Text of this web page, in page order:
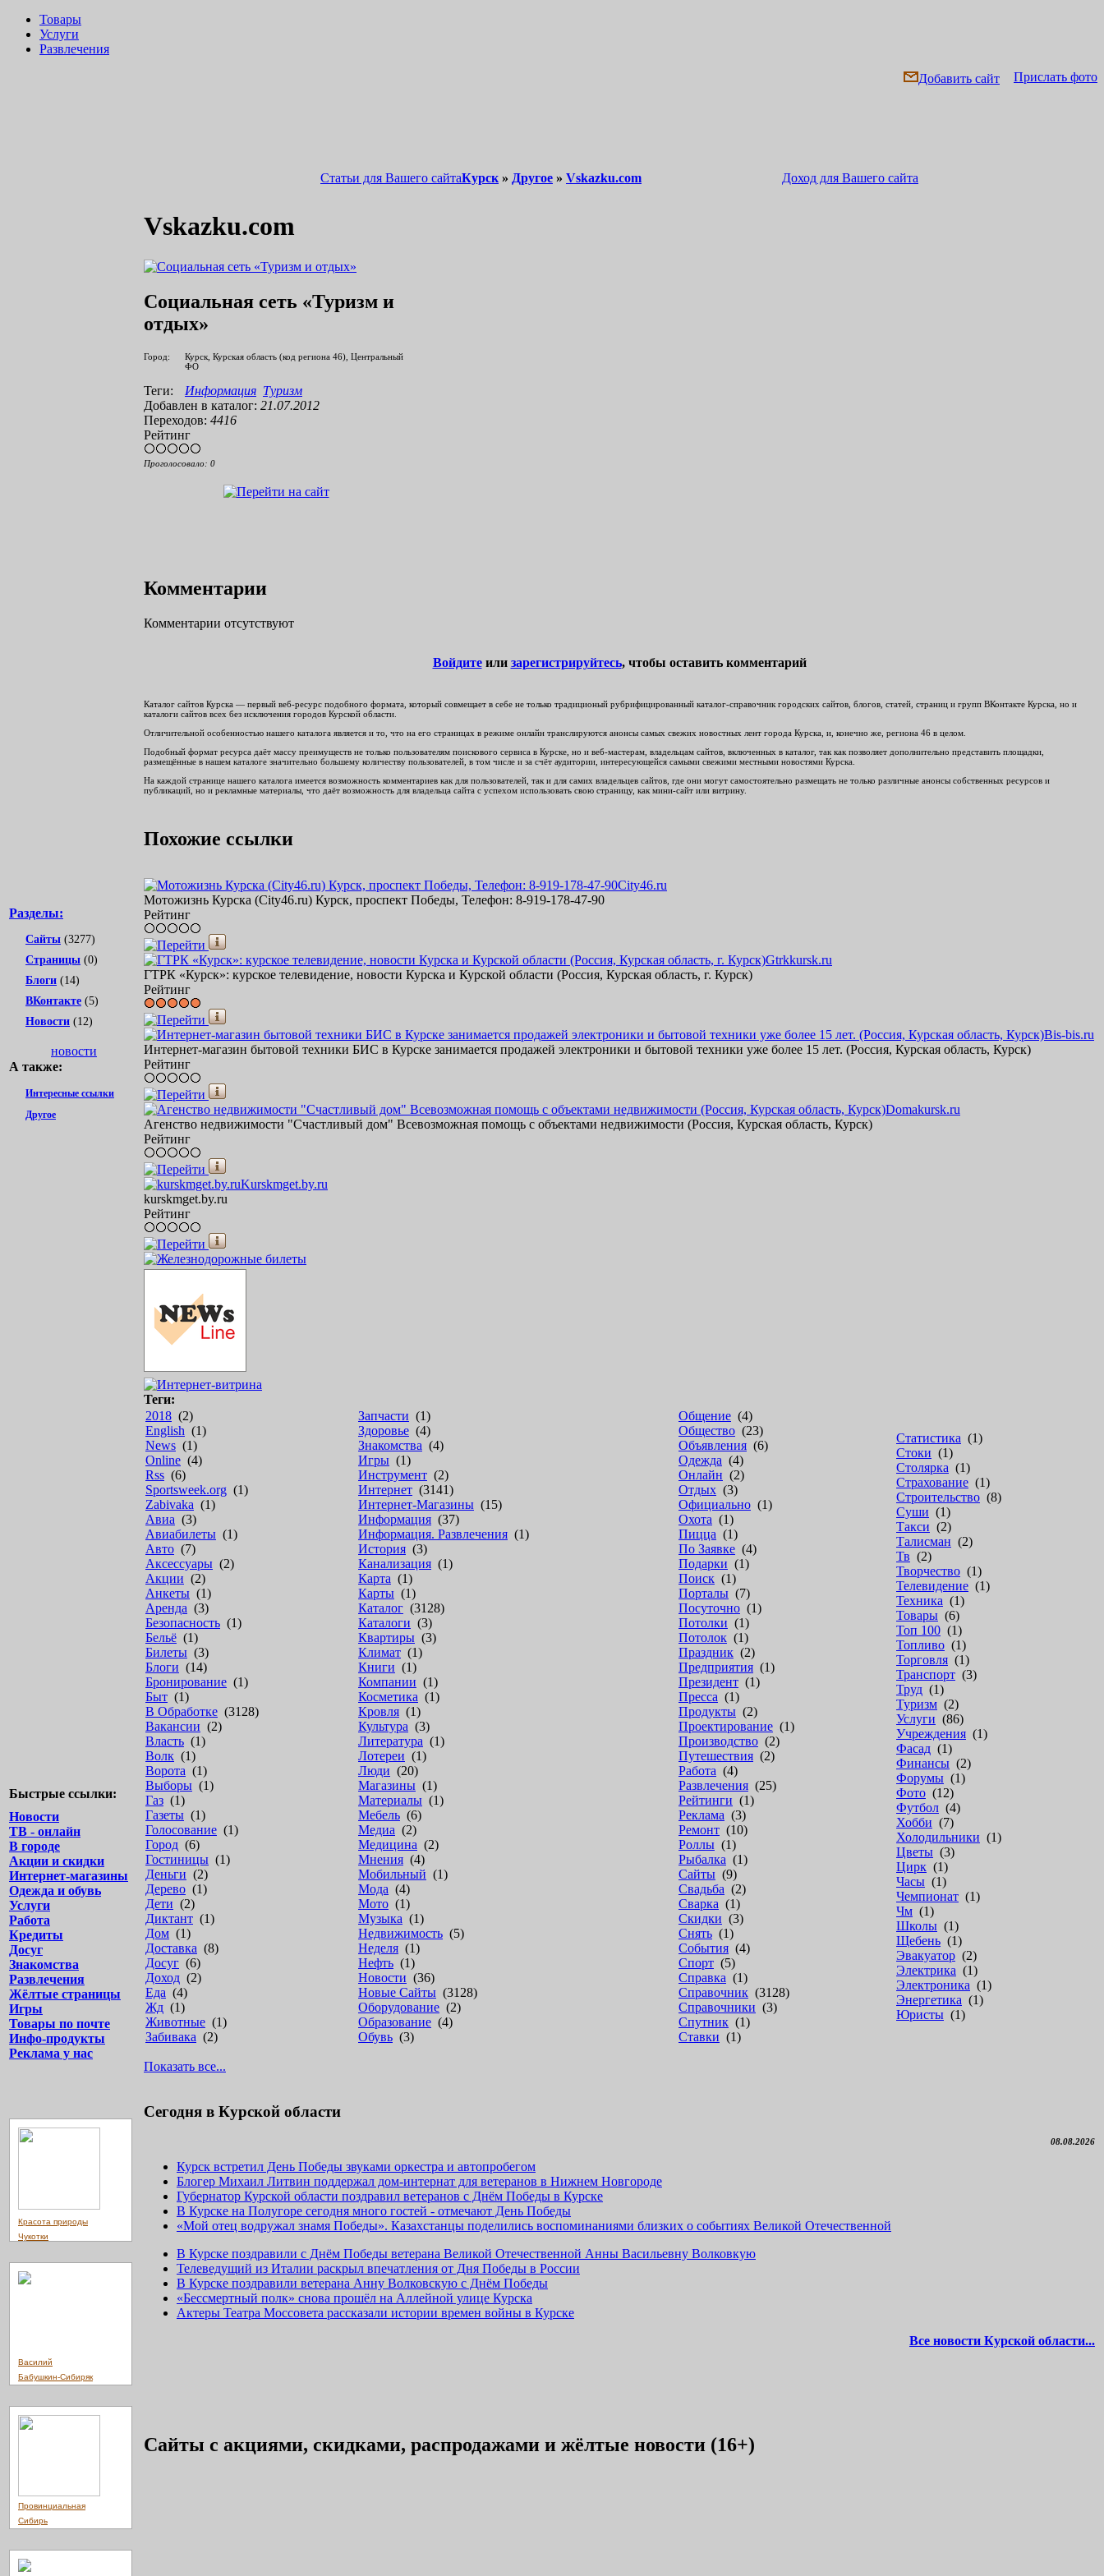
Товары
Услуги
Развлечения
Прислать фото
Добавить сайт
Разделы:
Сайты (3277)
Страницы (0)
Блоги (14)
ВКонтакте (5)
Новости (12)
новости
А также:
Интересные ссылки
Другое
Быстрые ссылки:
Новости
ТВ - онлайн
В городе
Акции и скидки
Интернет-магазины
Одежда и обувь
Услуги
Работа
Кредиты
Досуг
Знакомства
Развлечения
Жёлтые страницы
Игры
Товары по почте
Инфо-продукты
Реклама у нас
Красота природы
Чукотки
Василий
Бабушкин-Сибиряк
Провинциальная
Сибирь
Статьи для Вашего сайта Доход для Вашего сайта
Курск » Другое » Vskazku.com
Vskazku.com
Социальная сеть «Туризм и
отдых»
Город:
Курск, Курская область (код региона 46), Центральный
ФО
Теги: Информация Туризм
Добавлен в каталог: 21.07.2012
Переходов: 4416
Рейтинг
Проголосовало: 0
Комментарии
Комментарии отсутствуют
Войдитеили зарегистрируйтесь, чтобы оставить комментарий
Каталог сайтов Курска — первый веб-ресурс подобного формата, который совмещает в себе не только традиционый рубрифицированный каталог-справочник городских сайтов, блогов, статей, страниц и групп ВКонтакте Курска, но и
каталоги сайтов всех без исключения городов Курской области.
Отличительной особенностью нашего каталога является и то, что на его страницах в режиме онлайн транслируются анонсы самых свежих новостных лент города Курска, и, конечно же, региона 46 в целом.
Подобный формат ресурса даёт массу преимуществ не только пользователям поискового сервиса в Курске, но и веб-мастерам, владельцам сайтов, включенных в каталог, так как позволяет дополнительно представить площадки,
размещённые в нашем каталоге значительно большему количеству пользователей, в том числе и за счёт аудитории, интересующейся самыми свежими местными новостями Курска.
На каждой странице нашего каталога имеется возможность комментариев как для пользователей, так и для самих владельцев сайтов, где они могут самостоятельно размещать не только различные анонсы собственных ресурсов и
публикаций, но и рекламные материалы, что даёт возможность для владельца сайта с успехом использовать свою страницу, как мини-сайт или витрину.
Похожие ссылки
City46.ru
Мотожизнь Курска (City46.ru) Курск, проспект Победы, Телефон: 8-919-178-47-90
Рейтинг
Gtrkkursk.ru
ГТРК «Курск»: курское телевидение, новости Курска и Курской области (Россия, Курская область, г. Курск)
Рейтинг
Bis-bis.ru
Интернет-магазин бытовой техники БИС в Курске занимается продажей электроники и бытовой техники уже более 15 лет. (Россия, Курская область, Курск)
Рейтинг
Domakursk.ru
Агенство недвижимости "Счастливый дом" Всевозможная помощь с объектами недвижимости (Россия, Курская область, Курск)
Рейтинг
Kurskmget.by.ru
kurskmget.by.ru
Рейтинг
Теги:
2018 (2)
English (1)
News (1)
Online (4)
Rss (6)
Sportsweek.org (1)
Zabivaka (1)
Авиа (3)
Авиабилеты (1)
Авто (7)
Аксессуары (2)
Акции (2)
Анкеты (1)
Аренда (3)
Безопасность (1)
Бельё (1)
Билеты (3)
Блоги (14)
Бронирование (1)
Быт (1)
В Обработке (3128)
Вакансии (2)
Власть (1)
Волк (1)
Ворота (1)
Выборы (1)
Газ (1)
Газеты (1)
Голосование (1)
Город (6)
Гостиницы (1)
Деньги (2)
Дерево (1)
Дети (2)
Диктант (1)
Дом (1)
Доставка (8)
Досуг (6)
Доход (2)
Еда (4)
Жд (1)
Животные (1)
Забивака (2)
Запчасти (1)
Здоровье (4)
Знакомства (4)
Игры (1)
Инструмент (2)
Интернет (3141)
Интернет-Магазины (15)
Информация (37)
Информация. Развлечения (1)
История (3)
Канализация (1)
Карта (1)
Карты (1)
Каталог (3128)
Каталоги (3)
Квартиры (3)
Климат (1)
Книги (1)
Компании (1)
Косметика (1)
Кровля (1)
Культура (3)
Литература (1)
Лотереи (1)
Люди (20)
Магазины (1)
Материалы (1)
Мебель (6)
Медиа (2)
Медицина (2)
Мнения (4)
Мобильный (1)
Мода (4)
Мото (1)
Музыка (1)
Недвижимость (5)
Неделя (1)
Нефть (1)
Новости (36)
Новые Сайты (3128)
Оборудование (2)
Образование (4)
Обувь (3)
Общение (4)
Общество (23)
Объявления (6)
Одежда (4)
Онлайн (2)
Отдых (3)
Официально (1)
Охота (1)
Пицца (1)
По Заявке (4)
Подарки (1)
Поиск (1)
Порталы (7)
Посуточно (1)
Потолки (1)
Потолок (1)
Праздник (2)
Предприятия (1)
Президент (1)
Пресса (1)
Продукты (2)
Проектирование (1)
Производство (2)
Путешествия (2)
Работа (4)
Развлечения (25)
Рейтинги (1)
Реклама (3)
Ремонт (10)
Роллы (1)
Рыбалка (1)
Сайты (9)
Свадьба (2)
Сварка (1)
Скидки (3)
Снять (1)
События (4)
Спорт (5)
Справка (1)
Справочник (3128)
Справочники (3)
Спутник (1)
Ставки (1)
Статистика (1)
Стоки (1)
Столярка (1)
Страхование (1)
Строительство (8)
Суши (1)
Такси (2)
Талисман (2)
Тв (2)
Творчество (1)
Телевидение (1)
Техника (1)
Товары (6)
Топ 100 (1)
Топливо (1)
Торговля (1)
Транспорт (3)
Труд (1)
Туризм (2)
Услуги (86)
Учреждения (1)
Фасад (1)
Финансы (2)
Форумы (1)
Фото (12)
Футбол (4)
Хобби (7)
Холодильники (1)
Цветы (3)
Цирк (1)
Часы (1)
Чемпионат (1)
Чм (1)
Школы (1)
Щебень (1)
Эвакуатор (2)
Электрика (1)
Электроника (1)
Энергетика (1)
Юристы (1)
Показать все...
Сегодня в Курской области
08.08.2026
Курск встретил День Победы звуками оркестра и автопробегом
Блогер Михаил Литвин поддержал дом-интернат для ветеранов в Нижнем Новгороде
Губернатор Курской области поздравил ветеранов с Днём Победы в Курске
В Курске на Полугоре сегодня много гостей - отмечают День Победы
«Мой отец водружал знамя Победы». Казахстанцы поделились воспоминаниями близких о событиях Великой Отечественной
В Курске поздравили с Днём Победы ветерана Великой Отечественной Анны Васильевну Волковкую
Телеведущий из Италии раскрыл впечатления от Дня Победы в России
В Курске поздравили ветерана Анну Волковскую с Днём Победы
«Бессмертный полк» снова прошёл на Аллейной улице Курска
Актеры Театра Моссовета рассказали истории времен войны в Курске
Все новости Курской области...
Сайты с акциями, скидками, распродажами и жёлтые новости (16+)